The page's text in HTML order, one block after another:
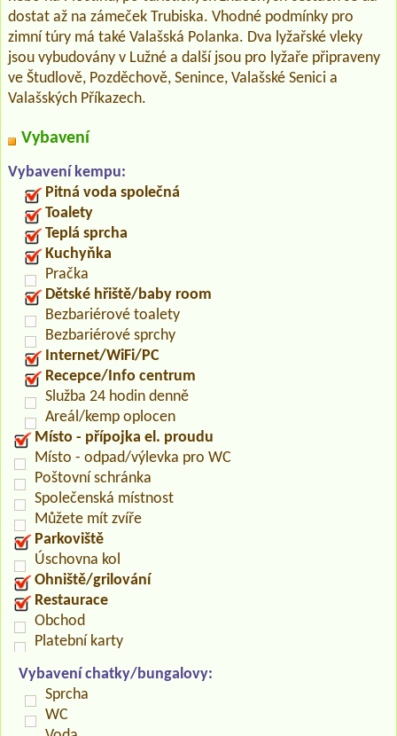
dostat až na zámeček Trubiska. Vhodné podmínky pro
zimní túry má také Valašská Polanka. Dva lyžařské vleky
jsou vybudovány v Lužné a další jsou pro lyžaře připraveny
ve Študlově, Pozděchově, Senince, Valašské Senici a
Valašských Příkazech.
Vybavení
Vybavení kempu:
Pitná voda společná
Toalety
Teplá sprcha
Kuchyňka
Pračka
Dětské hřiště/baby room
Bezbariérové toalety
Bezbariérové sprchy
Internet/WiFi/PC
Recepce/Info centrum
Služba 24 hodin denně
Areál/kemp oplocen
Místo - přípojka el. proudu
Místo - odpad/výlevka pro WC
Poštovní schránka
Společenská místnost
Můžete mít zvíře
Parkoviště
Úschovna kol
Ohniště/grilování
Restaurace
Obchod
Platební karty
Vybavení chatky/bungalovy:
Sprcha
WC